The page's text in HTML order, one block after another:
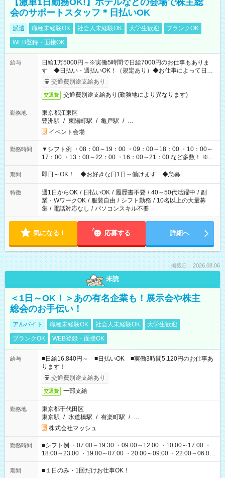
【激単1日勤務OK!】ホテルなどの会場で株主総
会のサポートスタッフ＊日払いOK
派遣 職種未経験OK 社会人未経験OK 大学生歓迎
ブランクOK
WEB登録・面接OK
給与
日給1万5000円～※実働5時間で日給7000円のお仕事もありま
す ◆日払い・週払いOK！（規定あり）◆お仕事によって日給
も異なります
交通費別途支給あり
交通費 交通費別途支給あり(勤務地により異なります)
勤務地
東京都江東区
豊洲駅 / 東陽町駅 / 亀戸駅 / …
イベント会場
勤務時間
▼シフト例 ・08：00～19：00 ・09：00～18：00 ・10：00～
17：00 ・13：00～22：00 ・16：00～21：00 など多数！ ※お
仕事により勤務時間が異なります
期間 即日～OK！ ◆お好きな日1日～働けます ◆急募
特徴 週1日からOK / 日払いOK / 履歴書不要 / 40～50代活躍中 / 副
業・WワークOK / 服装自由 / シフト勤務 / 10名以上の大量募
集 / 電話対応なし / パソコンスキル不要
気になる！ 応募する 詳細へ
掲載日：2026.08.06
未読
＜1日～OK！＞あの有名企業も！展示会や株主
総会のお手伝い！
アルバイト 職種未経験OK 社会人未経験OK
大学生歓迎
ブランクOK
WEB登録・面接OK
給与
■日給16,840円～ ■日払いOK ■実働3時間5,120円のお仕事あ
ります！
交通費別途支給あり
交通費 一部支給
勤務地
東京都千代田区
東京駅 / 水道橋駅 / 有楽町駅 / …
株式会社マッシュ
勤務時間
■シフト例 ・07:00～19:30 ・09:00～12:00 ・10:00～17:00 ・
18:00～23:00 ・19:00～07:00 ・20:00～09:00 ・22:00～06:00
etc ★最短で3時間で5,120円のお仕事から 15時間で2万円近く稼
げるお仕事も！ ご希望のお時間に合わせてご紹介！ ※シフトは
期間 ■１日のみ・1回だけお仕事OK！